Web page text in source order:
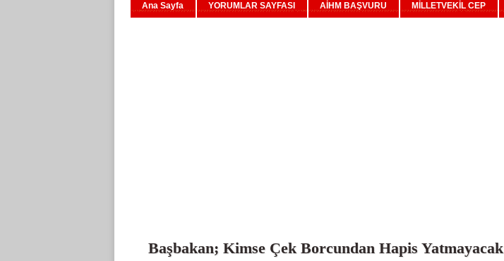
Ana Sayfa YORUMLAR SAYFASI AİHM BAŞVURU MİLLETVEKİL CEP
Başbakan; Kimse Çek Borcundan Hapis Yatmayacak